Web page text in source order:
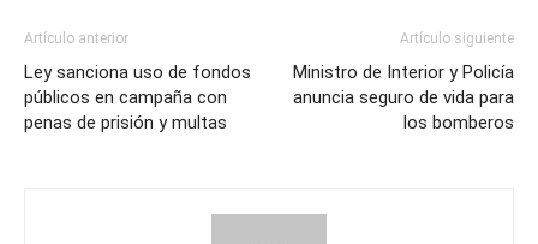
Artículo anterior
Ley sanciona uso de fondos
públicos en campaña con
penas de prisión y multas
Artículo siguiente
Ministro de Interior y Policía
anuncia seguro de vida para
los bomberos